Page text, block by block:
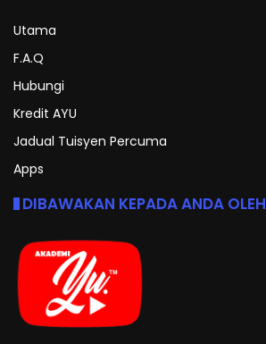
Utama
F.A.Q
Hubungi
Kredit AYU
Jadual Tuisyen Percuma
Apps
DIBAWAKAN KEPADA ANDA OLEH